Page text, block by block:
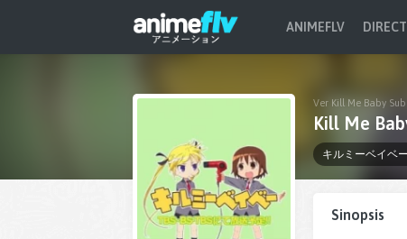
ANIMEFLV
Ver Kill Me Baby
Kill Me
キルミーベイベー
Sinopsis